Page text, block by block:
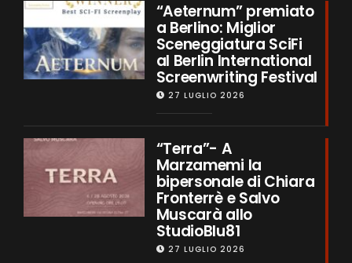
“Aeternum” premiato
a Berlino: Miglior
Sceneggiatura SciFi
al Berlin International
Screenwriting Festival
27 LUGLIO 2026
“Terra”- A
Marzamemi la
bipersonale di Chiara
Fronterrè e Salvo
Muscarà allo
StudioBlu81
27 LUGLIO 2026